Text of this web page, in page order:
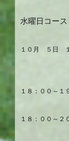
水曜日コース
１０月 ５日
１８：００～１
１８：００～２